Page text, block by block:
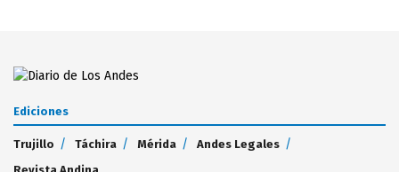
Ediciones
Trujillo Táchira Mérida
Andes Legales